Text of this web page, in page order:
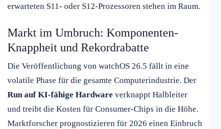
erwarteten S11- oder S12-Prozessoren stehen im Raum.
Markt im Umbruch: Komponenten-
Knappheit und Rekordrabatte
Die Veröffentlichung von watchOS 26.5 fällt in eine
volatile Phase für die gesamte Computerindustrie. Der
Run auf KI-fähige Hardware verknappt Halbleiter
und treibt die Kosten für Consumer-Chips in die Höhe.
Marktforscher prognostizieren für 2026 einen Einbruch